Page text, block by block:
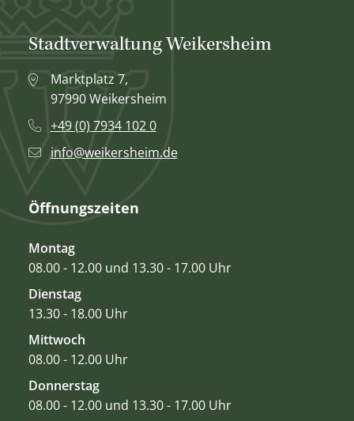
Stadtverwaltung Weikersheim
Marktplatz 7,
97990 Weikersheim
+49 (0) 7934 102 0
info@weikersheim.de
Öffnungszeiten
Montag
08.00 - 12.00 und 13.30 - 17.00 Uhr
Dienstag
13.30 - 18.00 Uhr
Mittwoch
08.00 - 12.00 Uhr
Donnerstag
08.00 - 12.00 und 13.30 - 17.00 Uhr